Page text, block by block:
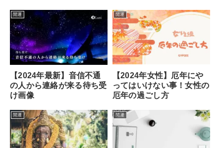
秘訣
開運
【2024年最新】音信不通
の人から連絡が来る待ち受
け画像
開運
【2024年女性】厄年にや
ってはいけない事！女性の
厄年の過ごし方
開運 開運